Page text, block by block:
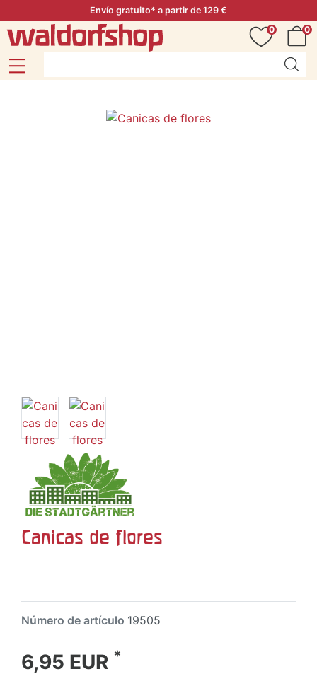
Envío gratuito* a partir de 129 €
0
0
Canicas de flores
Número de artículo 19505
6,95 EUR *